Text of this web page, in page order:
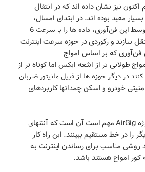
نیز نشان داده اند که در انتقال
مفید بوده اند. در ابتدای امسال،
محققان توانستند توسط این فن‌آوری، داده ها را با سرعت 6
سازند و رکوردی در حوزه سرعت اینترنت
فن‌آوری که بر اساس امواج
طولانی تر از اشعه ایکس اما کوتاه تر از
در دیگر حوزه ها از قبیل مانیتور ضربان
خودرو و اسکن چمدانها کاربردهای
نکته دیگر که در پروژه AirGig مهم است آن است که آنتنهای
را در خط مستقیم ببینند. این راه کار
روشی مناسب برای رساندن اینترنت به
امواج هستند باشد.